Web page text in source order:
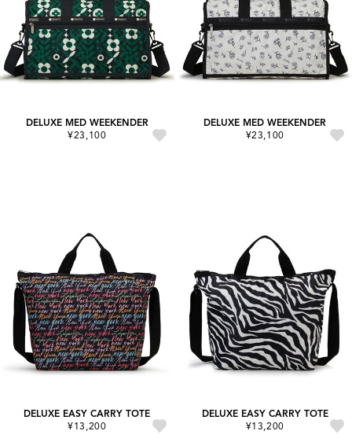
DELUXE MED WEEKENDER
¥23,100
DELUXE MED WEEKENDER
¥23,100
DELUXE EASY CARRY TOTE
¥13,200
DELUXE EASY CARRY TOTE
¥13,200